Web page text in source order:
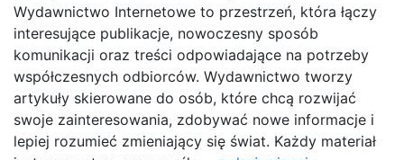
Wydawnictwo Internetowe to przestrzeń, która łączy
interesujące publikacje, nowoczesny sposób
komunikacji oraz treści odpowiadające na potrzeby
współczesnych odbiorców. Wydawnictwo tworzy
artykuły skierowane do osób, które chcą rozwijać
swoje zainteresowania, zdobywać nowe informacje i
lepiej rozumieć zmieniający się świat. Każdy materiał